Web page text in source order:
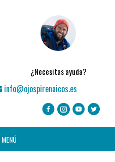
¿Necesitas ayuda?
info@ojospirenaicos.es
MENÚ